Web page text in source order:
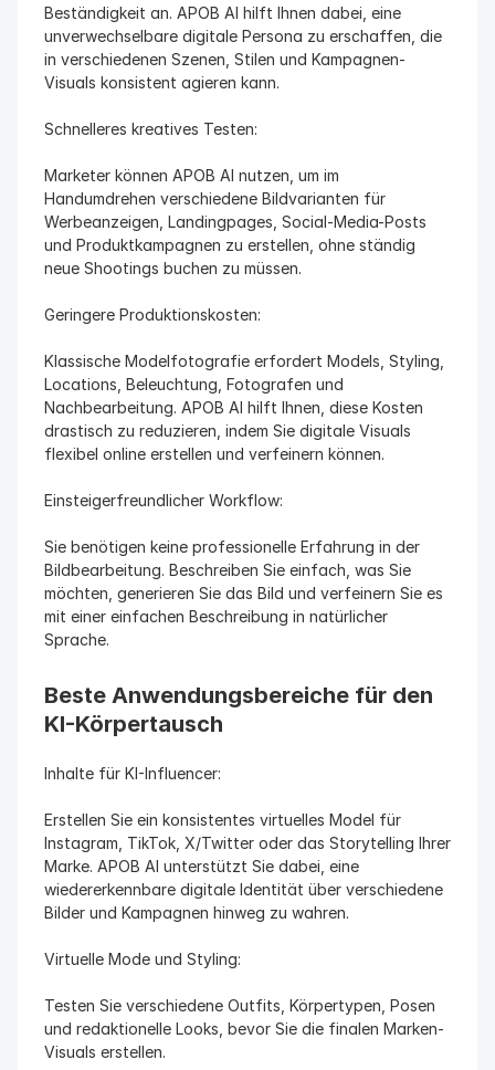
Beständigkeit an. APOB AI hilft Ihnen dabei, eine
unverwechselbare digitale Persona zu erschaffen, die
in verschiedenen Szenen, Stilen und Kampagnen-
Visuals konsistent agieren kann.
Schnelleres kreatives Testen:
Marketer können APOB AI nutzen, um im
Handumdrehen verschiedene Bildvarianten für
Werbeanzeigen, Landingpages, Social-Media-Posts
und Produktkampagnen zu erstellen, ohne ständig
neue Shootings buchen zu müssen.
Geringere Produktionskosten:
Klassische Modelfotografie erfordert Models, Styling,
Locations, Beleuchtung, Fotografen und
Nachbearbeitung. APOB AI hilft Ihnen, diese Kosten
drastisch zu reduzieren, indem Sie digitale Visuals
flexibel online erstellen und verfeinern können.
Einsteigerfreundlicher Workflow:
Sie benötigen keine professionelle Erfahrung in der
Bildbearbeitung. Beschreiben Sie einfach, was Sie
möchten, generieren Sie das Bild und verfeinern Sie es
mit einer einfachen Beschreibung in natürlicher
Sprache.
Beste Anwendungsbereiche für den
KI-Körpertausch
Inhalte für KI-Influencer:
Erstellen Sie ein konsistentes virtuelles Model für
Instagram, TikTok, X/Twitter oder das Storytelling Ihrer
Marke. APOB AI unterstützt Sie dabei, eine
wiedererkennbare digitale Identität über verschiedene
Bilder und Kampagnen hinweg zu wahren.
Virtuelle Mode und Styling:
Testen Sie verschiedene Outfits, Körpertypen, Posen
und redaktionelle Looks, bevor Sie die finalen Marken-
Visuals erstellen.